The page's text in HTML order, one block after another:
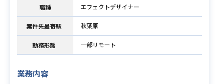
職種 エフェクトデザイナー
案件先最寄駅 秋葉原
勤務形態 一部リモート
業務内容